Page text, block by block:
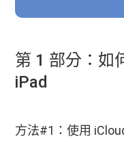
第 1 部分：如
iPad
方法#1：使用